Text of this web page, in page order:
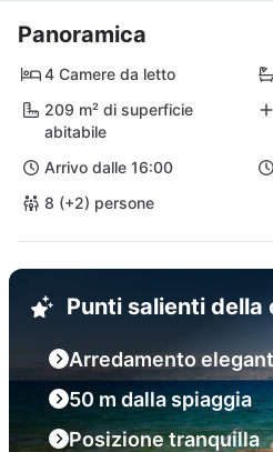
Panoramica
4 Camere da letto
209 m² di superficie
abitabile
Arrivo dalle 16:00
8 (+2) persone
Punti salienti della
Arredamento
50 m dalla spiaggia
Posizione tranquilla